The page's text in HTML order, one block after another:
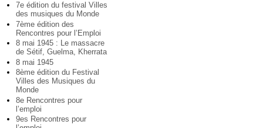
7e édition du festival Villes
des musiques du Monde
7ème édition des
Rencontres pour l’Emploi
8 mai 1945 : Le massacre
de Sétif, Guelma, Kherrata
8 mai 1945
8ème édition du Festival
Villes des Musiques du
Monde
8e Rencontres pour
l’emploi
9es Rencontres pour